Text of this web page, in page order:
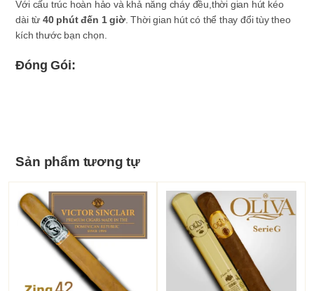
Với cấu trúc hoàn hảo và khả năng cháy đều,thời gian hút kéo
dài từ40 phút đến 1 giờ. Thời gian hút có thể thay đổi tùy theo
kích thước bạn chọn.
Đóng Gói:
Sản phẩm tương tự